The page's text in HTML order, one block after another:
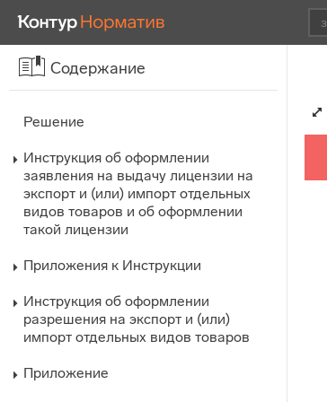
Содержание
Решение
Инструкция об оформлении
заявления на выдачу лицензии на
экспорт и (или) импорт отдельных
видов товаров и об оформлении
такой лицензии
Приложения к Инструкции
Инструкция об оформлении
разрешения на экспорт и (или)
импорт отдельных видов товаров
Приложение